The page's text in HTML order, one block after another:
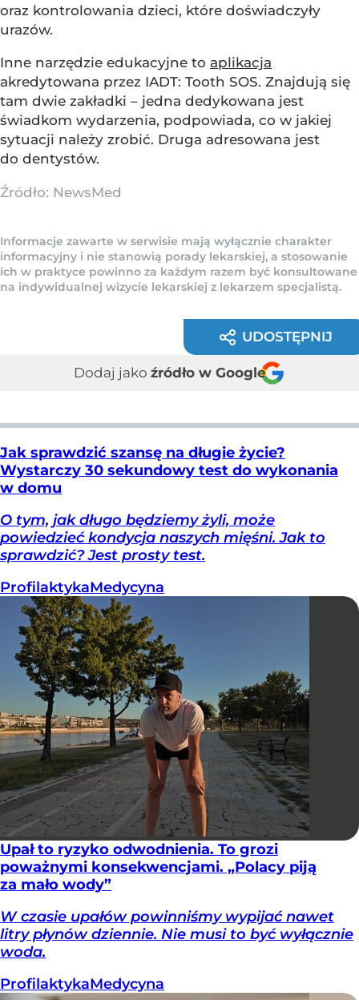
oraz kontrolowania dzieci, które doświadczyły
urazów.
Inne narzędzie edukacyjne to aplikacja
akredytowana przez IADT: Tooth SOS. Znajdują się
tam dwie zakładki – jedna dedykowana jest
świadkom wydarzenia, podpowiada, co w jakiej
sytuacji należy zrobić. Druga adresowana jest
do dentystów.
Źródło: NewsMed
Informacje zawarte w serwisie mają wyłącznie charakter
informacyjny i nie stanowią porady lekarskiej, a stosowanie
ich w praktyce powinno za każdym razem być konsultowane
na indywidualnej wizycie lekarskiej z lekarzem specjalistą.
UDOSTĘPNIJ
Dodaj jako źródło w Google
Jak sprawdzić szansę na długie życie?
Wystarczy 30 sekundowy test do wykonania
w domu
O tym, jak długo będziemy żyli, może
powiedzieć kondycja naszych mięśni. Jak to
sprawdzić? Jest prosty test.
ProfilaktykaMedycyna
Upał to ryzyko odwodnienia. To grozi
poważnymi konsekwencjami. „Polacy piją
za mało wody”
W czasie upałów powinniśmy wypijać nawet
litry płynów dziennie. Nie musi to być wyłącznie
woda.
ProfilaktykaMedycyna